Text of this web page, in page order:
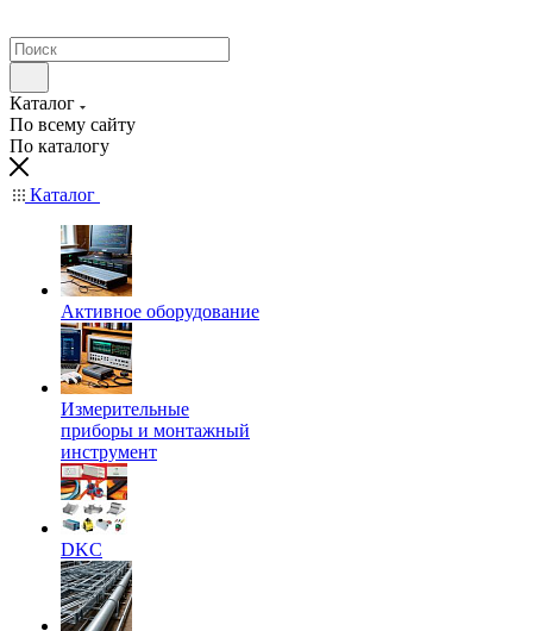
Каталог
По всему сайту
По каталогу
Каталог
Активное оборудование
Измерительные
приборы и монтажный
инструмент
DKC